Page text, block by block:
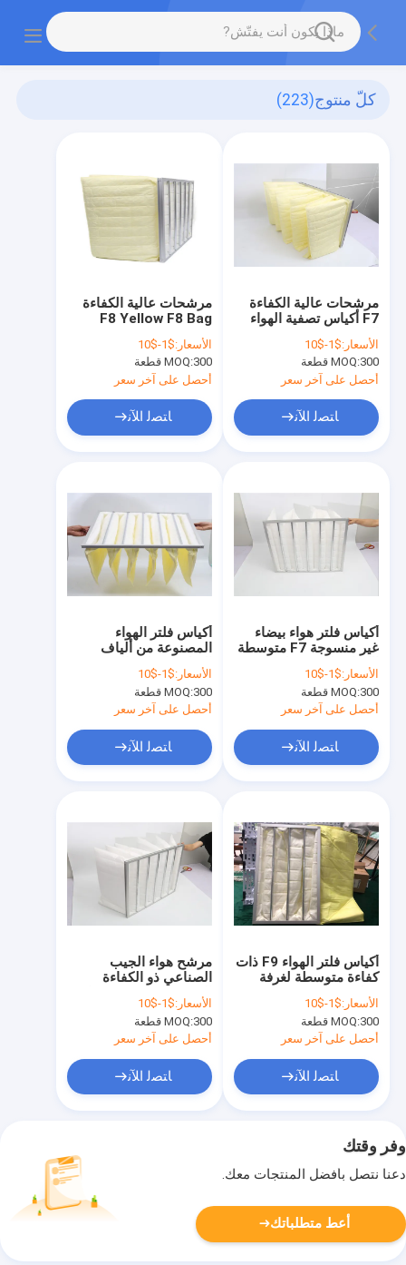
كلّ منتوج(223)
مرشحات عالية الكفاءة
F8 Yellow F8 Bag
Filter 592 × 592 ×
500mm
الأسعار:$1-$10
MOQ:300 قطعة
أحصل على آخر سعر
ﺎﺘﺼﻟ ﺍﻶﻧ
مرشحات عالية الكفاءة
F7 أكياس تصفية الهواء
الوردي مرشح متوسط
الأسعار:$1-$10
MOQ:300 قطعة
أحصل على آخر سعر
ﺎﺘﺼﻟ ﺍﻶﻧ
أكياس فلتر الهواء
المصنوعة من ألياف
البولي بروبلين المصنوعة
من الألومنيوم لأنظمة
التهوية
الأسعار:$1-$10
MOQ:300 قطعة
أحصل على آخر سعر
ﺎﺘﺼﻟ ﺍﻶﻧ
أكياس فلتر هواء بيضاء
غير منسوجة F7 متوسطة
الكفاءة لغرفة نظيفة
الأسعار:$1-$10
MOQ:300 قطعة
أحصل على آخر سعر
ﺎﺘﺼﻟ ﺍﻶﻧ
مرشح هواء الجيب
الصناعي ذو الكفاءة
المتوسطة لمرشح هواء
الجيب لنظام التكييف
الأسعار:$1-$10
MOQ:300 قطعة
أحصل على آخر سعر
ﺎﺘﺼﻟ ﺍﻶﻧ
أكياس فلتر الهواء F9 ذات
كفاءة متوسطة لغرفة
تنظيف HVAC
الأسعار:$1-$10
MOQ:300 قطعة
أحصل على آخر سعر
ﺎﺘﺼﻟ ﺍﻶﻧ
وفر وقتك
دعنا نتصل بأفضل المنتجات معك.
أعط متطلباتك